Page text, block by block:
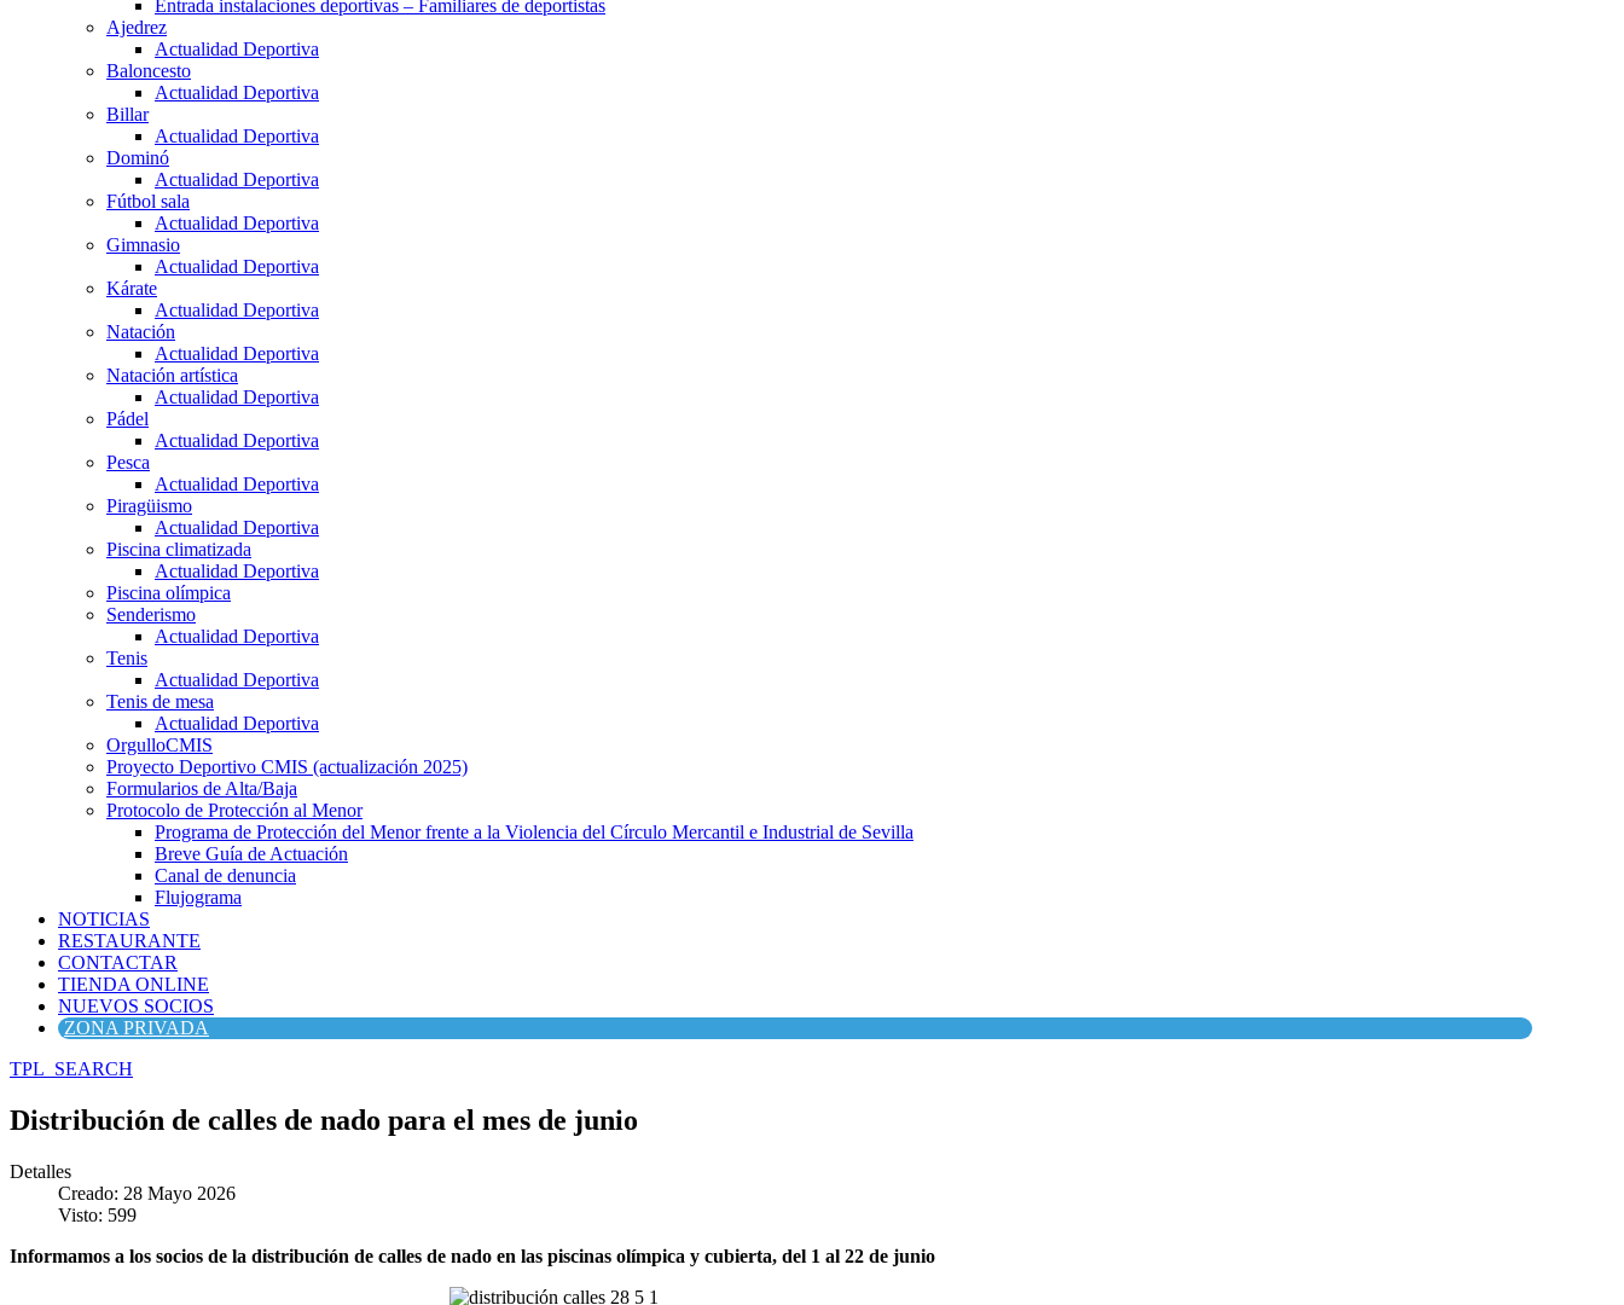
Entrada instalaciones deportivas – Familiares de deportistas
Ajedrez
Actualidad Deportiva
Baloncesto
Actualidad Deportiva
Billar
Actualidad Deportiva
Dominó
Actualidad Deportiva
Fútbol sala
Actualidad Deportiva
Gimnasio
Actualidad Deportiva
Kárate
Actualidad Deportiva
Natación
Actualidad Deportiva
Natación artística
Actualidad Deportiva
Pádel
Actualidad Deportiva
Pesca
Actualidad Deportiva
Piragüismo
Actualidad Deportiva
Piscina climatizada
Actualidad Deportiva
Piscina olímpica
Senderismo
Actualidad Deportiva
Tenis
Actualidad Deportiva
Tenis de mesa
Actualidad Deportiva
OrgulloCMIS
Proyecto Deportivo CMIS (actualización 2025)
Formularios de Alta/Baja
Protocolo de Protección al Menor
Programa de Protección del Menor frente a la Violencia del Círculo Mercantil e Industrial de Sevilla
Breve Guía de Actuación
Canal de denuncia
Flujograma
NOTICIAS
RESTAURANTE
CONTACTAR
TIENDA ONLINE
NUEVOS SOCIOS
ZONA PRIVADA
TPL_SEARCH
Distribución de calles de nado para el mes de junio
Detalles
Creado: 28 Mayo 2026
Visto: 599
Informamos a los socios de la distribución de calles de nado en las piscinas olímpica y cubierta, del 1 al 22 de junio